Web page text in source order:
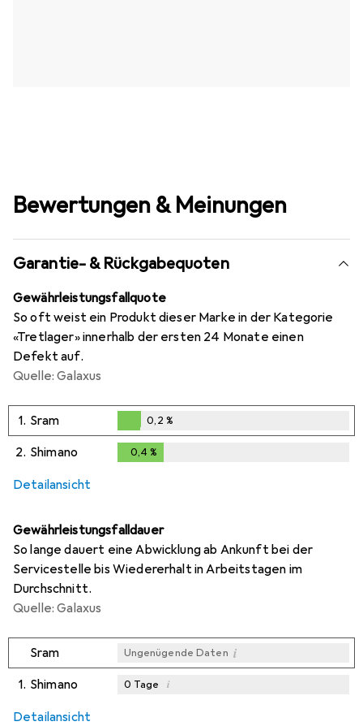
Bewertungen & Meinungen
Garantie- & Rückgabequoten
Gewährleistungsfallquote
So oft weist ein Produkt dieser Marke in der Kategorie
«Tretlager» innerhalb der ersten 24 Monate einen
Defekt auf.
Quelle: Galaxus
1. Sram
0,2%
0,2 %
2. Shimano 0,4 %
Detailansicht
Gewährleistungsfalldauer
So lange dauert eine Abwicklung ab Ankunft bei der
Servicestelle bis Wiedererhalt in Arbeitstagen im
Durchschnitt.
Quelle: Galaxus
Sram Ungenügende Daten i
1. Shimano 0 Tage i
Detailansicht